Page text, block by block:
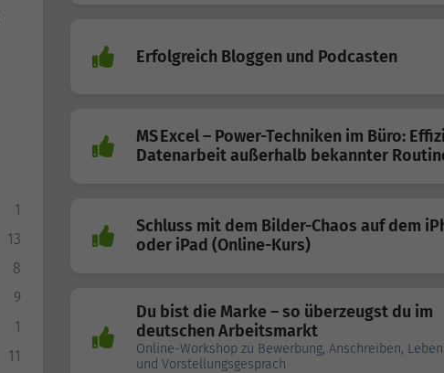
1
13
8
9
1
11
Erfolgreich Bloggen und Podcasten
MS Excel – Power-Techniken im Büro:
Datenarbeit außerhalb bekannter
Schluss mit dem Bilder-Chaos auf dem
oder iPad (Online-Kurs)
Du bist die Marke – so überzeugst du im
deutschen Arbeitsmarkt
Online-Workshop zu Bewerbung, Anschreiben,
und Vorstellungsgespräch